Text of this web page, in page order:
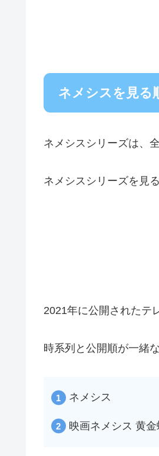
ネメシスを見る
ネメシスシリーズは、
ネメシスシリーズを見
2021年に公開されたテ
時系列と公開順が一緒な
ネメシス
映画ネメシス 黄